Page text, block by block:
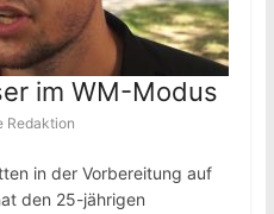
im WM-Modus
Redaktion
in der Vorbereitung auf
den 25-jährigen